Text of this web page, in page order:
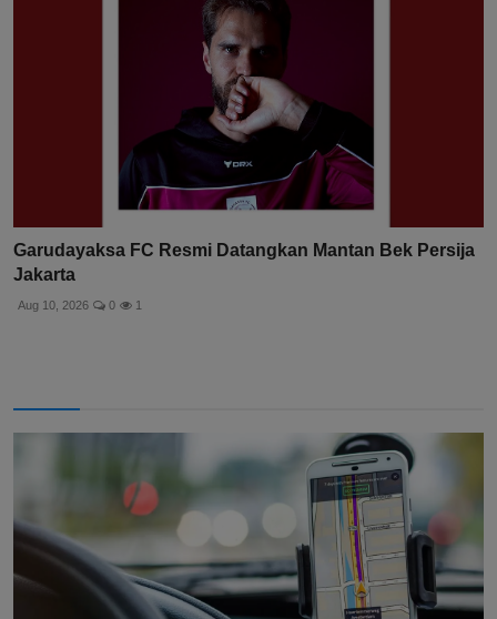
Garudayaksa FC Resmi Datangkan Mantan Bek Persija
Jakarta
Aug 10, 2026 0 1